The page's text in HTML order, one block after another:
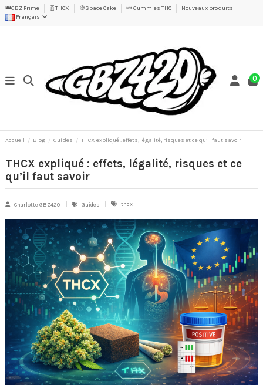
👑GBZ Prime 🧬THCX 🍪Space Cake 🍬 Gummies THC
Nouveaux produits
Français
0
Accueil Blog Guides THCX expliqué : effets, légalité, risques et ce qu’il faut savoir
THCX expliqué : effets, légalité, risques et ce
qu’il faut savoir
Charlotte GBZ420 Guides thcx